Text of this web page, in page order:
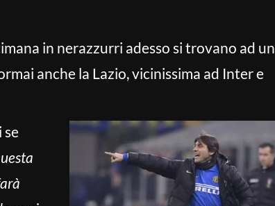
in nerazzurri adesso si trovano ad un
anche la Lazio, vicinissima ad Inter e
se